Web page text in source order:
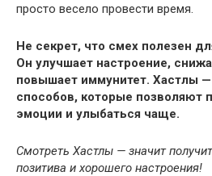
просто весело провести время.
Не секрет, что смех полезен
Он улучшает настроение,
повышает иммунитет. Хастлы —
способов, которые позволяют
эмоции и улыбаться чаще.
Смотреть Хастлы — значит
позитива и хорошего настроения!